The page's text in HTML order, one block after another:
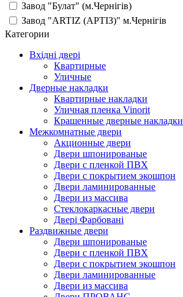
Завод "Булат" (м.Чернігів)
Завод "ARTIZ (АРТІЗ)" м.Чернігів
Категории
Вхідні двері
Квартирные
Уличные
Дверные накладки
Квартирные накладки
Уличная пленка Vinorit
Крашенные дверные накладки
Межкомнатные двери
Акционные двери
Двери шпонированые
Двери с пленкой ПВХ
Двери с покрытием экошпон
Двери ламинированные
Двери из массива
Стеклокаркасные двери
Двері Фарбовані
Раздвижные двери
Двери шпонированые
Двери с пленкой ПВХ
Двери с покрытием экошпон
Двери ламинированные
Двери из массива